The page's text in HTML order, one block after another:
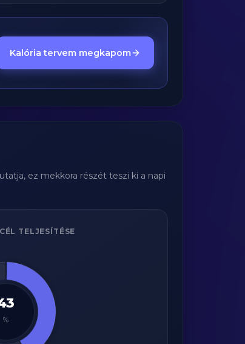
Kalória tervem megkapom
ez mekkora részét teszi ki a napi
TELJESÍTÉSE
%